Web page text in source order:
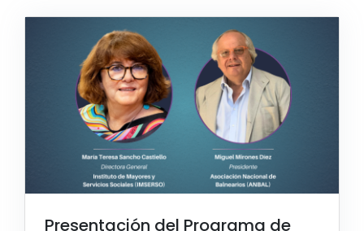
Presentación del Programa de